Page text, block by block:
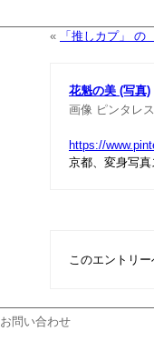
«
「推しカプ」 の
花魁の美 (写真)
画像 ピンタレ
https://
京都、変身写
このエントリ
お問い合わせ